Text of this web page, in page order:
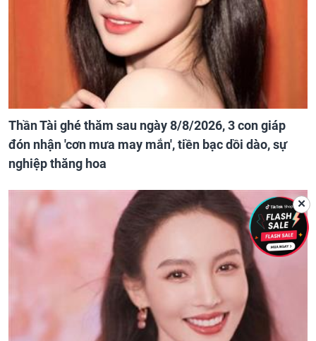
Thần Tài ghé thăm sau ngày 8/8/2026, 3 con giáp
đón nhận 'cơn mưa may mắn', tiền bạc dồi dào, sự
nghiệp thăng hoa
✕